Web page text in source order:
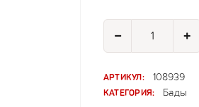
−
Количество
+
АРТИКУЛ:
108939
КАТЕГОРИЯ:
Бады